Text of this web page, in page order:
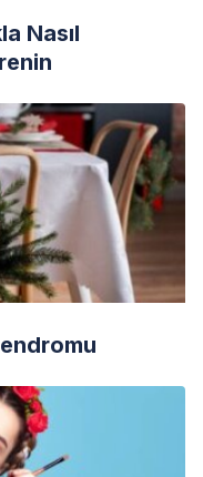
Nasıl